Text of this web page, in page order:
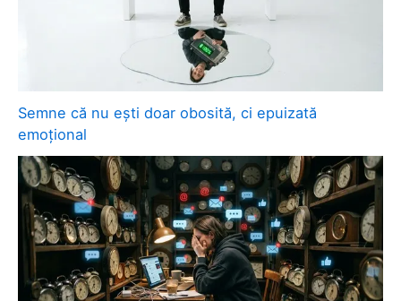
Semne că nu ești doar obosită, ci epuizată
emoțional